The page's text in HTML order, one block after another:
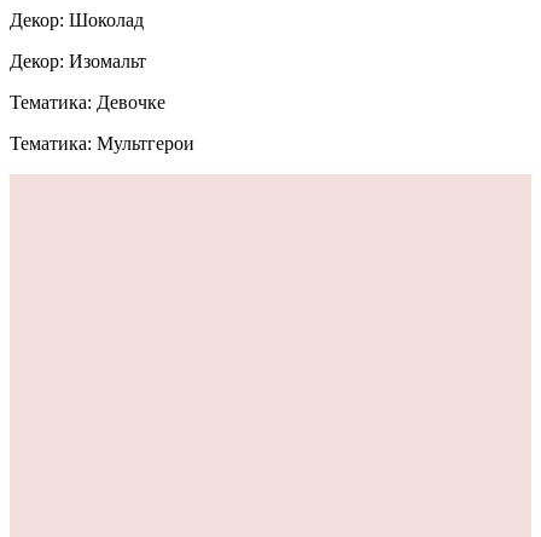
Декор: Шоколад
Декор: Изомальт
Тематика: Девочке
Тематика: Мультгерои